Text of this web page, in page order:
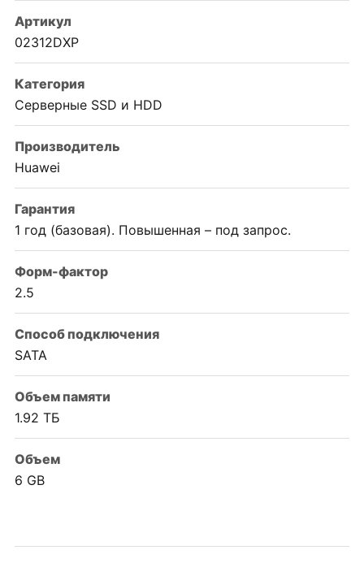
Артикул
02312DXP
Категория
Серверные SSD и HDD
Производитель
Huawei
Гарантия
1 год (базовая). Повышенная – под запрос.
Форм-фактор
2.5
Способ подключения
SATA
Объем памяти
1.92 ТБ
Объем
6 GB